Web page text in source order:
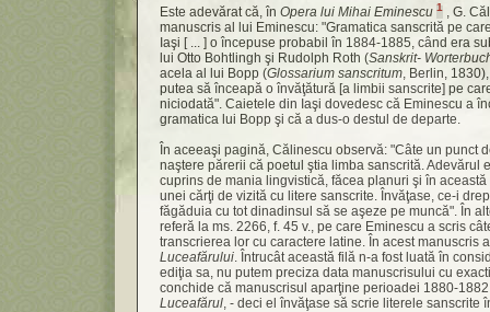
Este adevărat că, în Opera lui Mihai Eminescu 1
, G.
manuscris al lui Eminescu: "Gramatica sanscrită pe
Iaşi [ ... ] o începuse probabil în 1884-1885, când era
lui Otto Bohtlingh şi Rudolph Roth (Sanskrit-
acela al lui Bopp (Glossarium sanscritum , Berlin,
putea să înceapă o învăţătură [a limbii sanscrite] pe
niciodată". Caietele din Iaşi dovedesc că Eminescu a
gramatica lui Bopp şi că a dus-o destul de departe.
În aceeaşi pagină, Călinescu observă: "Câte un punct
naştere părerii că poetul ştia limba sanscrită. Adevărul
cuprins de mania lingvistică, făcea planuri şi în
unei cărţi de vizită cu litere sanscrite. Învăţase, ce-i
făgăduia cu tot dinadinsul să se aşeze pe muncă". În
referă la ms. 2266, f. 45 v., pe care Eminescu a scris
transcrierea lor cu caractere latine. În acest manuscris
Luceafărului . Întrucât această filă n-a fost luată în
ediţia sa, nu putem preciza data manuscrisului cu
conchide că manuscrisul aparţine perioadei 1880-
Luceafărul , - deci el învăţase să scrie literele sanscrite